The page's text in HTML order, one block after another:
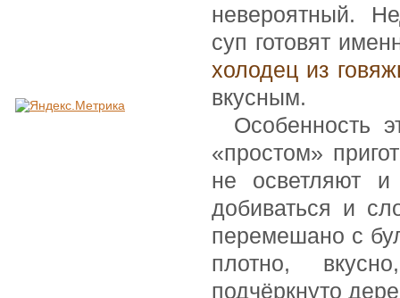
невероятный.
суп готовят
холодец из
вкусным.
Особенность
«простом»
не осветляют
добиваться и
перемешано с
плотно,
подчёркнуто